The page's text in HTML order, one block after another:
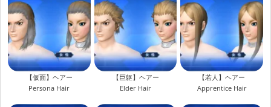
【仮面】ヘアー
Persona Hair
【巨躯】ヘアー
Elder Hair
【若人】ヘアー
Apprentice Hair